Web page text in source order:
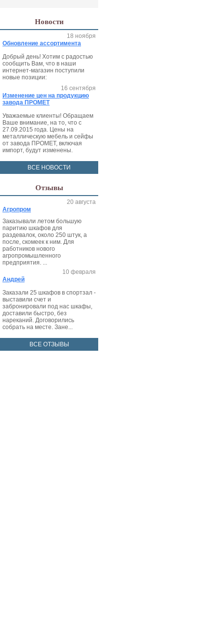
Новости
Обновление ассортимента
18 ноября
Добрый день! Хотим с радостью
сообщить Вам, что в наши
интернет-магазин поступили
новые позиции:
Изменение цен на продукцию
завода ПРОМЕТ
16 сентября
Уважаемые клиенты! Обращаем
Ваше внимание, на то, что с
27.09.2015 года. Цены на
металлическую мебель и сейфы
от завода ПРОМЕТ, включая
импорт, будут изменены.
ВСЕ НОВОСТИ
Отзывы
Агропром
20 августа
Заказывали летом большую
паритию шкафов для
раздевалок, около 250 штук, а
после, скомеек к ним. Для
работников нового
агропромышленного
предприятия. ...
Андрей
10 февраля
Заказали 25 шкафов в спортзал -
выставили счет и
забронировали под нас шкафы,
доставили быстро, без
нареканий. Договорились
собрать на месте. Зане...
ВСЕ ОТЗЫВЫ